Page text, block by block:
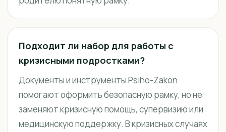
Подходит ли набор для работы с
кризисными подростками?
Документы и инструменты Psiho-Zakon
помогают оформить безопасную рамку, но не
заменяют кризисную помощь, супервизию или
медицинскую поддержку. В кризисных случаях